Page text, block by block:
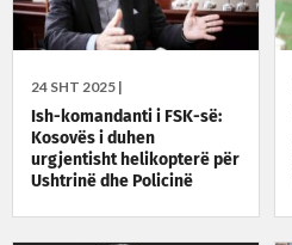
24 SHT 2025 |
Ish-komandanti i FSK-së:
Kosovës i duhen
urgjentisht helikopterë për
Ushtrinë dhe Policinë